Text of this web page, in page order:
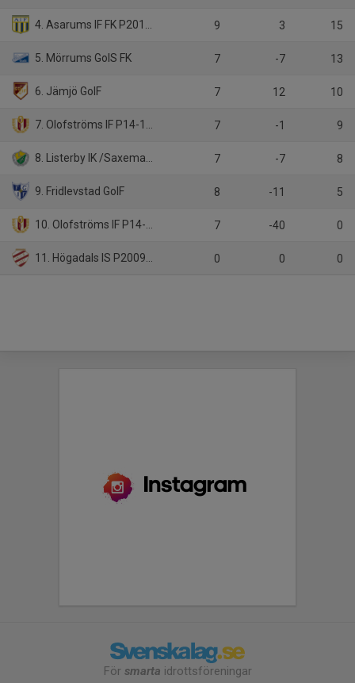
4. Asarums IF FK P2011/2012 9 3 15
5. Mörrums GoIS FK 7 -7 13
6. Jämjö GoIF 7 12 10
7. Olofströms IF P14-15 Svart 7 -1 9
8. Listerby IK /Saxemara IF 7 -7 8
9. Fridlevstad GoIF 8 -11 5
10. Olofströms IF P14-15 Röd 7 -40 0
11. Högadals IS P2009-2012 0 0 0
För smarta idrottsföreningar